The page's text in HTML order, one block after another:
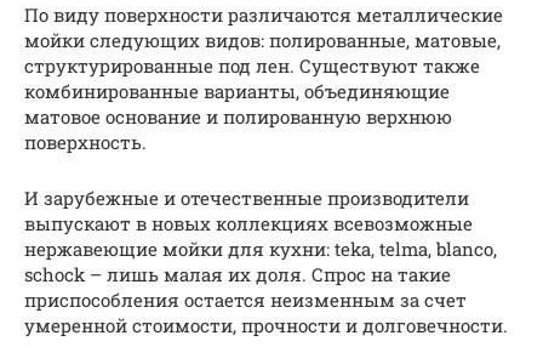
По виду поверхности различаются металлические
мойки следующих видов: полированные, матовые,
структурированные под лен. Существуют также
комбинированные варианты, объединяющие
матовое основание и полированную верхнюю
поверхность.
И зарубежные и отечественные производители
выпускают в новых коллекциях всевозможные
нержавеющие мойки для кухни: teka, telma, blanco,
schock – лишь малая их доля. Спрос на такие
приспособления остается неизменным за счет
умеренной стоимости, прочности и долговечности.